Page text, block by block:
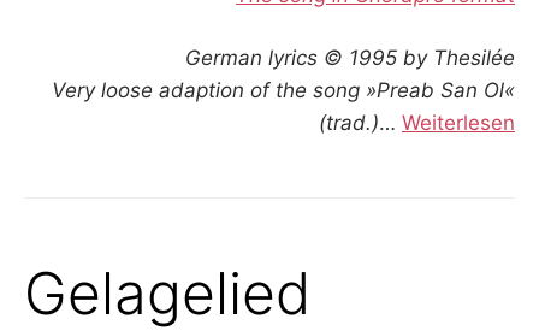
German lyrics © 1995 by Thesilée
Very loose adaption of the song »Preab San Ol«
(trad.)… Weiterlesen
Gelagelied